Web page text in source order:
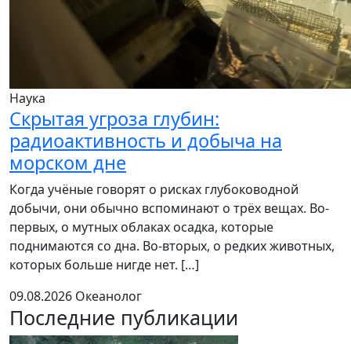
Наука
Скрытая угроза глубин:
радиоактивность и добыча на
морском дне
Когда учёные говорят о рисках глубоководной
добычи, они обычно вспоминают о трёх вещах. Во-
первых, о мутных облаках осадка, которые
поднимаются со дна. Во-вторых, о редких животных,
которых больше нигде нет. […]
09.08.2026 Океанолог
Последние публикации